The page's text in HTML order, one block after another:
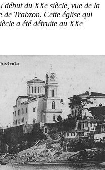
début du XXe siècle, vue de la
Trabzon. Cette église qui
a été détruite au XXe